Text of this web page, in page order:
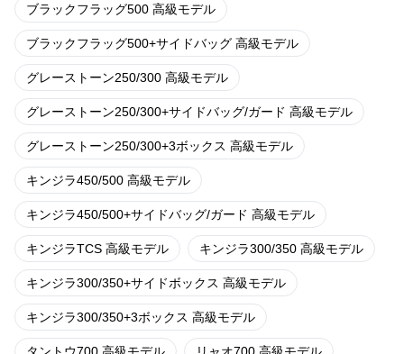
ブラックフラッグ500 高級モデル
ブラックフラッグ500+サイドバッグ 高級モデル
グレーストーン250/300 高級モデル
グレーストーン250/300+サイドバッグ/ガード 高級モデル
グレーストーン250/300+3ボックス 高級モデル
キンジラ450/500 高級モデル
キンジラ450/500+サイドバッグ/ガード 高級モデル
キンジラTCS 高級モデル キンジラ300/350 高級モデル
キンジラ300/350+サイドボックス 高級モデル
キンジラ300/350+3ボックス 高級モデル
タントウ700 高級モデル リャオ700 高級モデル